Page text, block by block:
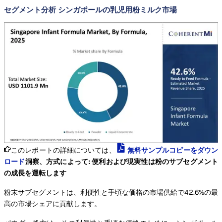
セグメント分析 シンガポールの乳児用粉ミルク市場
このレポートの詳細については、
無料サンプルコピーをダウン
ロード洞察、方式によって: 便利および現実性は粉のサブセグメント
の成長を運転します
粉末サブセグメントは、利便性と手頃な価格の市場供給で42.6%の最
高の市場シェアに貢献します。